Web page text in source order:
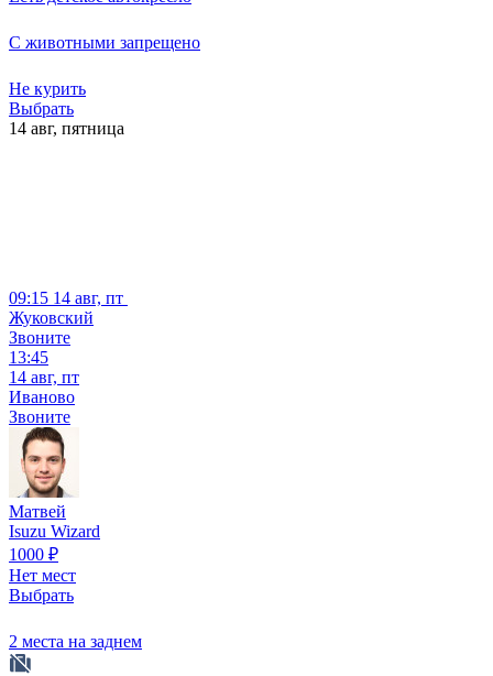
С животными запрещено
Не курить
Выбрать
14 авг, пятница
09:15 14 авг, пт
Жуковский
Звоните
13:45
14 авг, пт
Иваново
Звоните
Матвей
Isuzu Wizard
1000 ₽
Нет мест
Выбрать
2 места на заднем